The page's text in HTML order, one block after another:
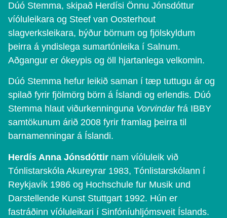
Dúó Stemma, skipað Herdísi Önnu Jónsdóttur
víóluleikara og Steef van Oosterhout
slagverksleikara, býður börnum og fjölskyldum
þeirra á yndislega sumartónleika í Salnum.
Aðgangur er ókeypis og öll hjartanlega velkomin.
Dúó Stemma hefur leikið saman í tæp tuttugu ár og
spilað fyrir fjölmörg börn á Íslandi og erlendis. Dúó
Stemma hlaut viðurkenninguna Vorvindar frá IBBY
samtökunum árið 2008 fyrir framlag þeirra til
barnamenningar á Íslandi.
Herdís Anna Jónsdóttir nam víóluleik við
Tónlistarskóla Akureyrar 1983, Tónlistarskólann í
Reykjavík 1986 og Hochschule fur Musik und
Darstellende Kunst Stuttgart 1992. Hún er
fastráðinn víóluleikari í Sinfóníuhljómsveit Íslands.